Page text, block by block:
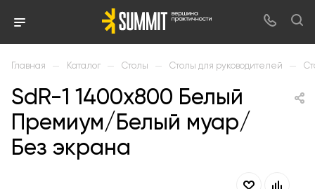
Главная — Каталог — Столы — Столы для руководителей —
SdR-1 1400х800 Белый
Премиум/Белый муар/
Без экрана